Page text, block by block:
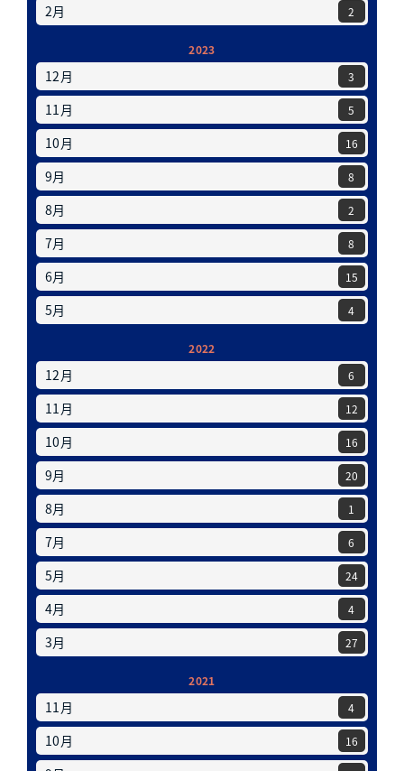
2月 2
2023
12月 3
11月 5
10月 16
9月 8
8月 2
7月 8
6月 15
5月 4
2022
12月 6
11月 12
10月 16
9月 20
8月 1
7月 6
5月 24
4月 4
3月 27
2021
11月 4
10月 16